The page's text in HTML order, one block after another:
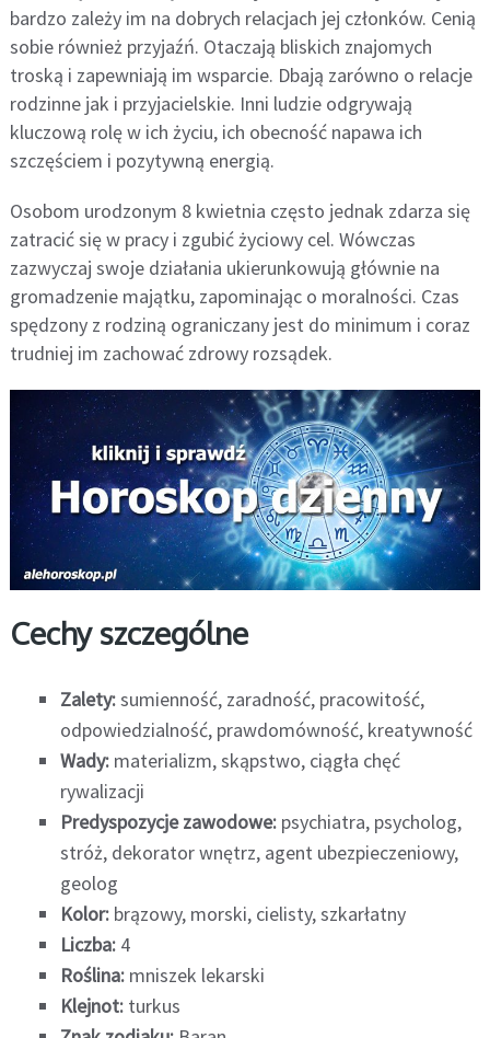
bardzo zależy im na dobrych relacjach jej członków. Cenią
sobie również przyjaźń. Otaczają bliskich znajomych
troską i zapewniają im wsparcie. Dbają zarówno o relacje
rodzinne jak i przyjacielskie. Inni ludzie odgrywają
kluczową rolę w ich życiu, ich obecność napawa ich
szczęściem i pozytywną energią.
Osobom urodzonym 8 kwietnia często jednak zdarza się
zatracić się w pracy i zgubić życiowy cel. Wówczas
zazwyczaj swoje działania ukierunkowują głównie na
gromadzenie majątku, zapominając o moralności. Czas
spędzony z rodziną ograniczany jest do minimum i coraz
trudniej im zachować zdrowy rozsądek.
Cechy szczególne
Zalety:sumienność, zaradność, pracowitość,
odpowiedzialność, prawdomówność, kreatywność
Wady: materializm, skąpstwo, ciągła chęć
rywalizacji
Predyspozycje zawodowe: psychiatra, psycholog,
stróż, dekorator wnętrz, agent ubezpieczeniowy,
geolog
Kolor: brązowy, morski, cielisty, szkarłatny
Liczba: 4
Roślina: mniszek lekarski
Klejnot: turkus